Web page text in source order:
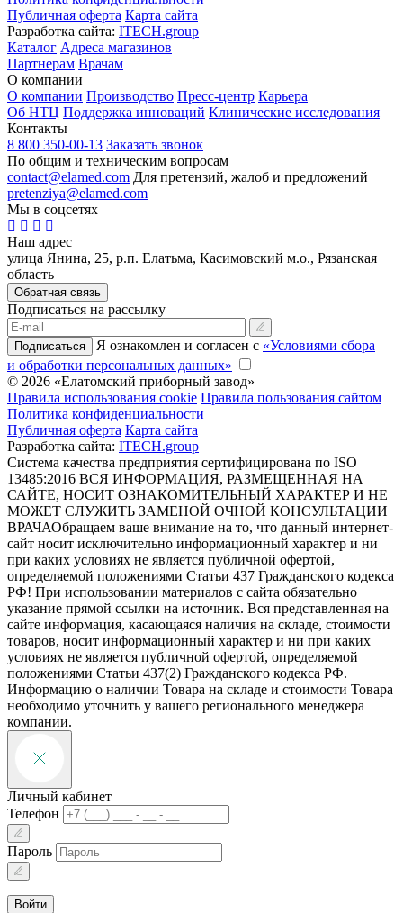
Публичная оферта Карта сайта
Разработка сайта: ITECH.group
Каталог Адреса магазинов
Партнерам Врачам
О компании
О компании Производство Пресс-центр Карьера
Об НТЦ Поддержка инноваций Клинические исследования
Контакты
8 800 350-00-13 Заказать звонок
По общим и техническим вопросам
contact@elamed.com Для претензий, жалоб и предложений
pretenziya@elamed.com
Мы в соцсетях
Наш адрес
улица Янина, 25, р.п. Елатьма, Касимовский м.о., Рязанская
область
Обратная связь
Подписаться на рассылку
Подписаться Я ознакомлен и согласен с «Условиями сбора
и обработки персональных данных»
© 2026 «Елатомский приборный завод»
Правила использования cookie Правила пользования сайтом
Политика конфиденциальности
Публичная оферта Карта сайта
Разработка сайта: ITECH.group
Система качества предприятия сертифицирована по ISO
13485:2016 ВСЯ ИНФОРМАЦИЯ, РАЗМЕЩЕННАЯ НА
САЙТЕ, НОСИТ ОЗНАКОМИТЕЛЬНЫЙ ХАРАКТЕР И НЕ
МОЖЕТ СЛУЖИТЬ ЗАМЕНОЙ ОЧНОЙ КОНСУЛЬТАЦИИ
ВРАЧАОбращаем ваше внимание на то, что данный интернет-
сайт носит исключительно информационный характер и ни
при каких условиях не является публичной офертой,
определяемой положениями Статьи 437 Гражданского кодекса
РФ! При использовании материалов с сайта обязательно
указание прямой ссылки на источник. Вся представленная на
сайте информация, касающаяся наличия на складе, стоимости
товаров, носит информационный характер и ни при каких
условиях не является публичной офертой, определяемой
положениями Статьи 437(2) Гражданского кодекса РФ.
Информацию о наличии Товара на складе и стоимости Товара
необходимо уточнить у вашего регионального менеджера
компании.
Личный кабинет
Телефон
Пароль
Войти